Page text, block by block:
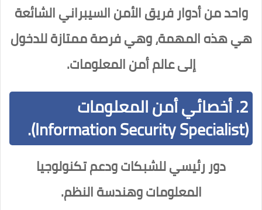
واحد من أدوار فريق الأمن السيبراني الشائعة
هي هذه المهمة، وهي فرصة ممتازة للدخول
إلى عالم أمن المعلومات.
2. أخصائي أمن المعلومات
(Information Security Specialist).
دور رئيسي للشبكات ودعم تكنولوجيا
المعلومات وهندسة النظم.